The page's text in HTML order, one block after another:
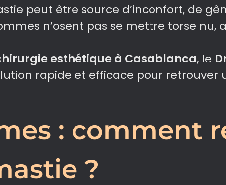
peut être source d’inconfort, de
n’osent pas se mettre torse nu,
esthétique à Casablanca, le
rapide et efficace pour retrouver
: comment
?